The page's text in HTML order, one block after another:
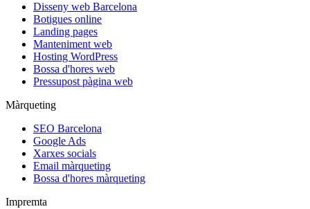
Disseny web Barcelona
Botigues online
Landing pages
Manteniment web
Hosting WordPress
Bossa d'hores web
Pressupost pàgina web
Màrqueting
SEO Barcelona
Google Ads
Xarxes socials
Email màrqueting
Bossa d'hores màrqueting
Impremta